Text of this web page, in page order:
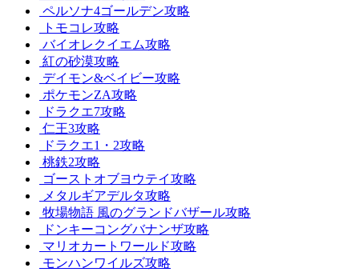
ペルソナ4ゴールデン攻略
トモコレ攻略
バイオレクイエム攻略
紅の砂漠攻略
デイモン&ベイビー攻略
ポケモンZA攻略
ドラクエ7攻略
仁王3攻略
ドラクエ1・2攻略
桃鉄2攻略
ゴーストオブヨウテイ攻略
メタルギアデルタ攻略
牧場物語 風のグランドバザール攻略
ドンキーコングバナンザ攻略
マリオカートワールド攻略
モンハンワイルズ攻略